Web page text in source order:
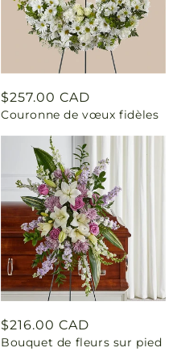
Prix
habituel
$257.00 CAD
Couronne de vœux fidèles
Prix
habituel
$216.00 CAD
Bouquet de fleurs sur pied